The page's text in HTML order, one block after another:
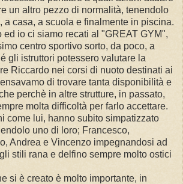
un altro pezzo di normalità, tenendolo
a casa, a scuola e finalmente in piscina.
ed io ci siamo recati al "GREAT GYM",
centro sportivo sorto, da poco, a
gli istruttori potessero valutare la
Riccardo nei corsi di nuoto destinati ai
di trovare tanta disponibilità e
perchè in altre strutture, in passato,
molta difficoltà per farlo accettare.
come lui, hanno subito simpatizzato
uno di loro; Francesco,
Andrea e Vincenzo impegnandosi ad
stili rana e delfino sempre molto ostici
si è creato è molto importante, in